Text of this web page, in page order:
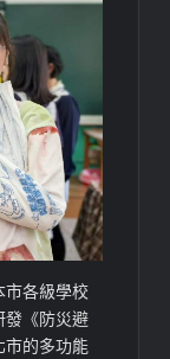
市各級學校
發《防災避
市的多功能